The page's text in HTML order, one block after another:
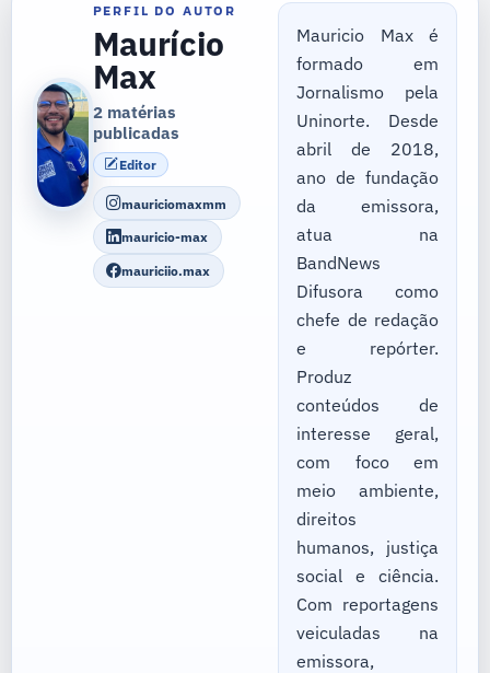
PERFIL DO AUTOR
Maurício
Max
2 matérias
publicadas
Editor
mauriciomaxmm
mauricio-max
mauriciio.max
Mauricio Max é
formado em
Jornalismo pela
Uninorte. Desde
abril de 2018,
ano de fundação
da emissora,
atua na
BandNews
Difusora como
chefe de redação
e repórter.
Produz
conteúdos de
interesse geral,
com foco em
meio ambiente,
direitos
humanos, justiça
social e ciência.
Com reportagens
veiculadas na
emissora,